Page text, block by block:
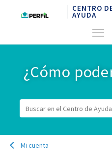
CENTRO
AYUDA
¿Cómo
Mi cuenta